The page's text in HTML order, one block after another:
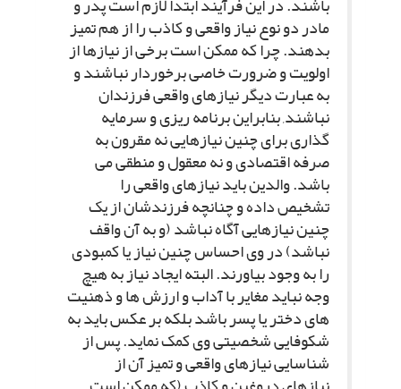
مادر دو نوع نیاز واقعى و کاذب را از هم تمیز
بدهند. چرا که ممکن است برخى از نیازها از
اولویت و ضرورت خاصى برخوردار نباشند و
به عبارت دیگر نیازهاى واقعى فرزندان
نباشند, بنابراین برنامه ریزى و سرمایه
گذارى براى چنین نیازهایى نه مقرون به
صرفه اقتصادى و نه معقول و منطقى مى
باشد. والدین باید نیازهاى واقعى را
تشخیص داده و چنانچه فرزندشان از یک
چنین نیازهایى آگاه نباشد (و به آن واقف
نباشد) در وى احساس چنین نیاز یا کمبودى
را به وجود بیاورند. البته ایجاد نیاز به هیچ
وجه نباید مغایر با آداب و ارزش ها و ذهنیت
هاى دختر یا پسر باشد بلکه بر عکس باید به
شکوفایى شخصیتى وى کمک نماید. پس از
شناسایى نیازهاى واقعى و تمیز آن از